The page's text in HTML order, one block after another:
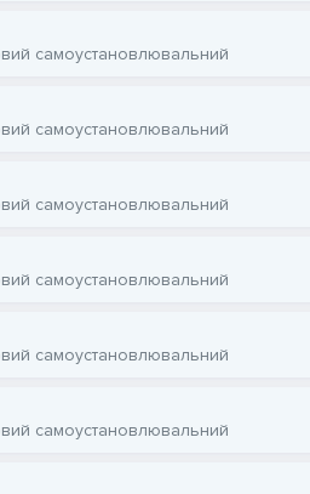
самоустановлювальний
самоустановлювальний
самоустановлювальний
самоустановлювальний
самоустановлювальний
самоустановлювальний